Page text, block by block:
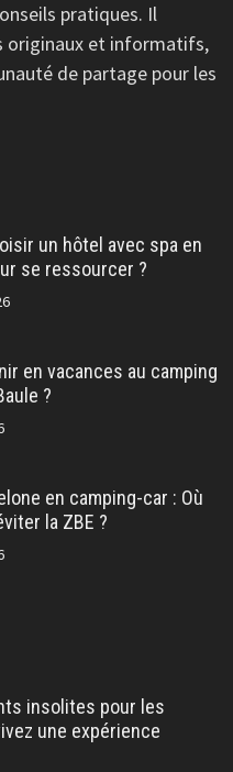
pratiques. Il
originaux et informatifs,
de partage pour les
un hôtel avec spa en
se ressourcer ?
en vacances au camping
?
en camping-car : Où
la ZBE ?
insolites pour les
une expérience